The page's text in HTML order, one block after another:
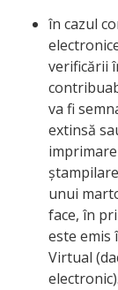
în cazul
verificării
va fi
extinsă
unui
face, în
este emis
Virtual
electronic).